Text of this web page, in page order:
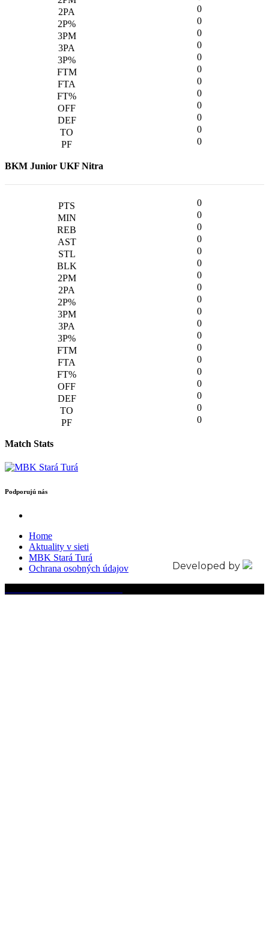
0
0
0
0
0
0
0
0
0
0
0
0
BKM Junior UKF Nitra
0
0
0
0
0
0
0
0
0
0
0
0
0
0
0
0
0
0
0
Match Stats
Podporujú nás
Home
Aktuality v sieti
MBK Stará Turá
Ochrana osobných údajov
Developed by